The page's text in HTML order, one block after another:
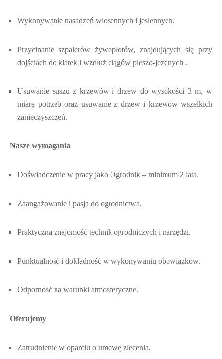
Wykonywanie nasadzeń wiosennych i jesiennych.
Przycinanie szpalerów żywopłotów, znajdujących się przy
dojściach do klatek i wzdłuż ciągów pieszo-jezdnych .
Usuwanie suszu z krzewów i drzew do wysokości 3 m, w
miarę potrzeb oraz usuwanie z drzew i krzewów wszelkich
zanieczyszczeń.
Nasze wymagania
Doświadczenie w pracy jako Ogrodnik – minimum 2 lata.
Zaangażowanie i pasja do ogrodnictwa.
Praktyczna znajomość technik ogrodniczych i narzędzi.
Punktualność i dokładność w wykonywaniu obowiązków.
Odporność na warunki atmosferyczne.
Oferujemy
Zatrudnienie w oparciu o umowę zlecenia.